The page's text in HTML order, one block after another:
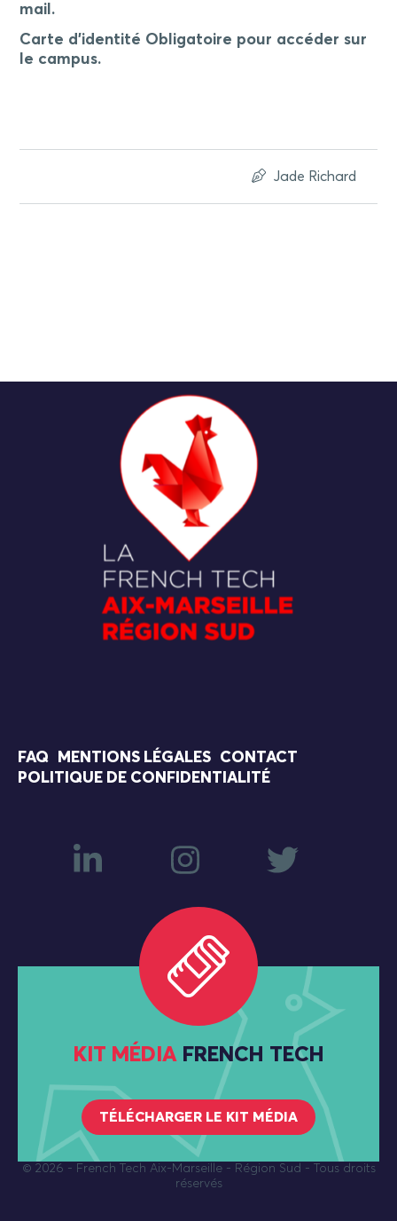
mail.
Carte d’identité Obligatoire pour accéder sur
le campus.
Jade Richard
FAQ MENTIONS LÉGALES
CONTACT
POLITIQUE DE CONFIDENTIALITÉ
KIT MÉDIA FRENCH TECH
TÉLÉCHARGER LE KIT MÉDIA
© 2026 - French Tech Aix-Marseille - Région Sud - Tous droits
réservés